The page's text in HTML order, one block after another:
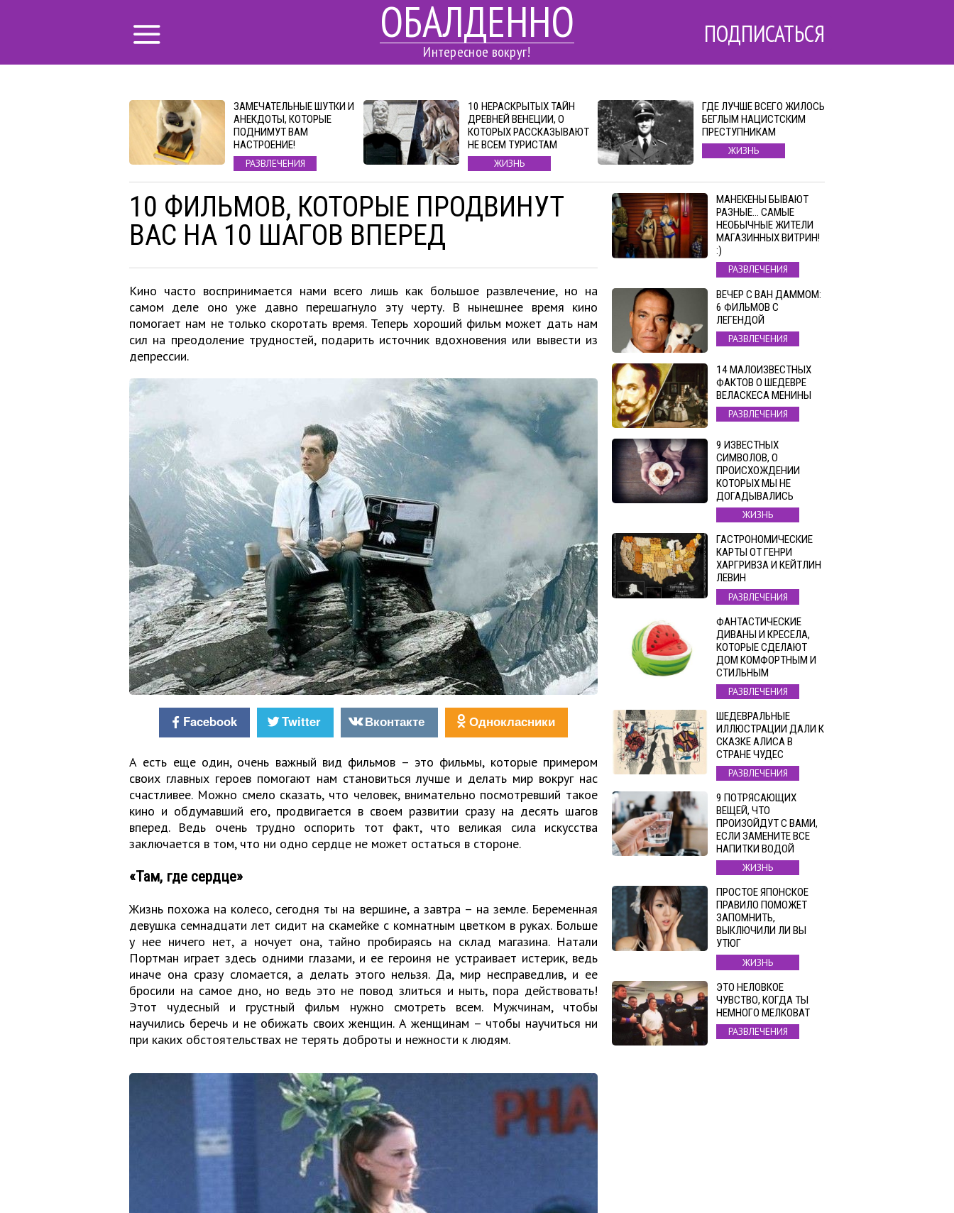
ОБАЛДЕННО
Интересное вокруг!
ПОДПИСАТЬСЯ
ЗАМЕЧАТЕЛЬНЫЕ ШУТКИ И
АНЕКДОТЫ, КОТОРЫЕ
ПОДНИМУТ ВАМ
НАСТРОЕНИЕ!
РАЗВЛЕЧЕНИЯ
10 НЕРАСКРЫТЫХ ТАЙН
ДРЕВНЕЙ ВЕНЕЦИИ, О
КОТОРЫХ РАССКАЗЫВАЮТ
НЕ ВСЕМ ТУРИСТАМ
ЖИЗНЬ
ГДЕ ЛУЧШЕ ВСЕГО ЖИЛОСЬ
БЕГЛЫМ НАЦИСТСКИМ
ПРЕСТУПНИКАМ
ЖИЗНЬ
10 ФИЛЬМОВ, КОТОРЫЕ ПРОДВИНУТ
ВАС НА 10 ШАГОВ ВПЕРЕД
Кино часто воспринимается нами всего лишь как большое развлечение, но на
самом деле оно уже давно перешагнуло эту черту. В нынешнее время кино
помогает нам не только скоротать время. Теперь хороший фильм может дать нам
сил на преодоление трудностей, подарить источник вдохновения или вывести из
депрессии.
Facebook Twitter Вконтакте Однокласники
А есть еще один, очень важный вид фильмов – это фильмы, которые примером
своих главных героев помогают нам становиться лучше и делать мир вокруг нас
счастливее. Можно смело сказать, что человек, внимательно посмотревший такое
кино и обдумавший его, продвигается в своем развитии сразу на десять шагов
вперед. Ведь очень трудно оспорить тот факт, что великая сила искусства
заключается в том, что ни одно сердце не может остаться в стороне.
«Там, где сердце»
Жизнь похожа на колесо, сегодня ты на вершине, а завтра – на земле. Беременная
девушка семнадцати лет сидит на скамейке с комнатным цветком в руках. Больше
у нее ничего нет, а ночует она, тайно пробираясь на склад магазина. Натали
Портман играет здесь одними глазами, и ее героиня не устраивает истерик, ведь
иначе она сразу сломается, а делать этого нельзя. Да, мир несправедлив, и ее
бросили на самое дно, но ведь это не повод злиться и ныть, пора действовать!
Этот чудесный и грустный фильм нужно смотреть всем. Мужчинам, чтобы
научились беречь и не обижать своих женщин. А женщинам – чтобы научиться ни
при каких обстоятельствах не терять доброты и нежности к людям.
МАНЕКЕНЫ БЫВАЮТ
РАЗНЫЕ… САМЫЕ
НЕОБЫЧНЫЕ ЖИТЕЛИ
МАГАЗИННЫХ ВИТРИН!
:)
РАЗВЛЕЧЕНИЯ
ВЕЧЕР С ВАН ДАММОМ:
6 ФИЛЬМОВ С
ЛЕГЕНДОЙ
РАЗВЛЕЧЕНИЯ
14 МАЛОИЗВЕСТНЫХ
ФАКТОВ О ШЕДЕВРЕ
ВЕЛАСКЕСА МЕНИНЫ
РАЗВЛЕЧЕНИЯ
9 ИЗВЕСТНЫХ
СИМВОЛОВ, О
ПРОИСХОЖДЕНИИ
КОТОРЫХ МЫ НЕ
ДОГАДЫВАЛИСЬ
ЖИЗНЬ
ГАСТРОНОМИЧЕСКИЕ
КАРТЫ ОТ ГЕНРИ
ХАРГРИВЗА И КЕЙТЛИН
ЛЕВИН
РАЗВЛЕЧЕНИЯ
ФАНТАСТИЧЕСКИЕ
ДИВАНЫ И КРЕСЕЛА,
КОТОРЫЕ СДЕЛАЮТ
ДОМ КОМФОРТНЫМ И
СТИЛЬНЫМ
РАЗВЛЕЧЕНИЯ
ШЕДЕВРАЛЬНЫЕ
ИЛЛЮСТРАЦИИ ДАЛИ К
СКАЗКЕ АЛИСА В
СТРАНЕ ЧУДЕС
РАЗВЛЕЧЕНИЯ
9 ПОТРЯСАЮЩИХ
ВЕЩЕЙ, ЧТО
ПРОИЗОЙДУТ С ВАМИ,
ЕСЛИ ЗАМЕНИТЕ ВСЕ
НАПИТКИ ВОДОЙ
ЖИЗНЬ
ПРОСТОЕ ЯПОНСКОЕ
ПРАВИЛО ПОМОЖЕТ
ЗАПОМНИТЬ,
ВЫКЛЮЧИЛИ ЛИ ВЫ
УТЮГ
ЖИЗНЬ
ЭТО НЕЛОВКОЕ
ЧУВСТВО, КОГДА ТЫ
НЕМНОГО МЕЛКОВАТ
РАЗВЛЕЧЕНИЯ